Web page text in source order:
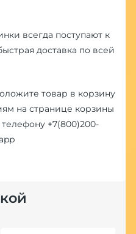
всегда поступают к
доставка по всей
товар в корзину
на странице корзины
+7(800)200-